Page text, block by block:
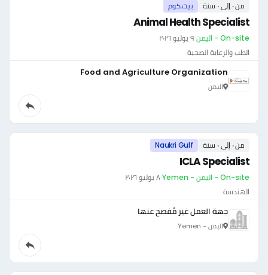
من ٠ إلى ٠ سنة بيت.كوم
Animal Health Specialist
On-site - اليمن ·٩ يوليو ٢٠٢٦
الطب والرعاية الصحية
Food and Agriculture Organization
اليمن
من ٠ إلى ٠ سنة Naukri Gulf
ICLA Specialist
On-site - اليمن - Yemen ·٨ يوليو ٢٠٢٦
الهندسة
جهة العمل غير مُفصح عنها
اليمن - Yemen